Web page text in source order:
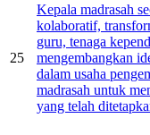
25
Kepala madrasah
kolaboratif,
guru, tenaga
mengembangkan
dalam usaha
madrasah untuk
yang telah